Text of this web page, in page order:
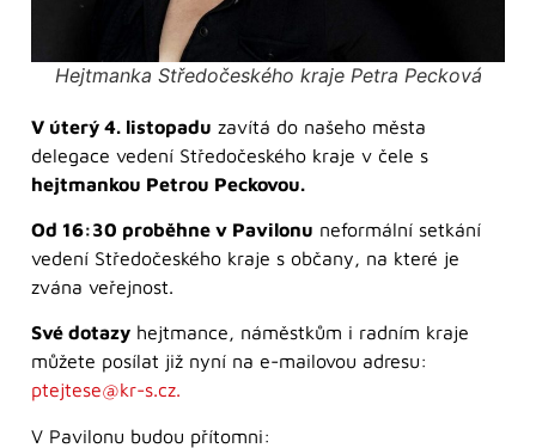
Hejtmanka Středočeského kraje Petra Pecková
V úterý 4. listopadu zavítá do našeho města
delegace vedení Středočeského kraje v čele s
hejtmankou Petrou Peckovou.
Od 16:30 proběhne v Pavilonu neformální setkání
vedení Středočeského kraje s občany, na které je
zvána veřejnost.
Své dotazy hejtmance, náměstkům i radním kraje
můžete posílat již nyní na e-mailovou adresu:
ptejtese@kr-s.cz.
V Pavilonu budou přítomni: